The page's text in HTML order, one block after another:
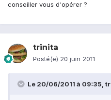
conseiller vous d'opérer ?
trinita
Posté(e) 20 juin 2011
Le 20/06/2011 à 09:35,